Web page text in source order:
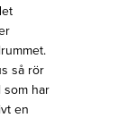
så rör
har
en